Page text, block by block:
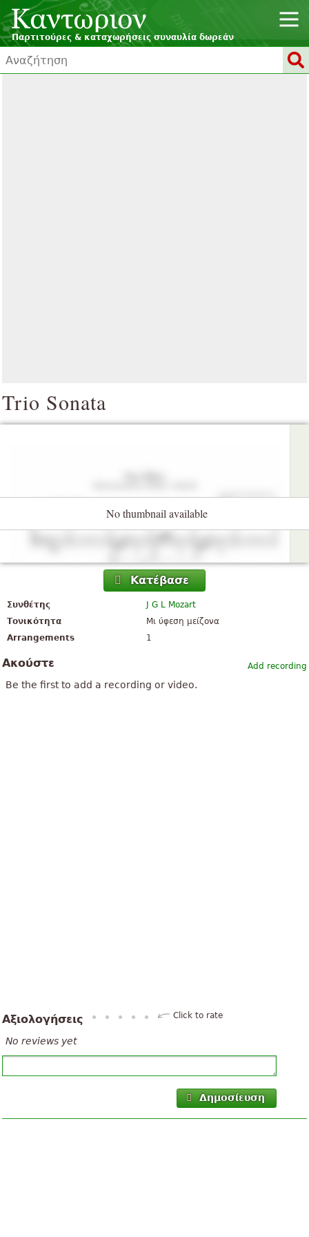
Παρτιτούρες & καταχωρήσεις συναυλία δωρεάν
Trio Sonata
No thumbnail available
Κατέβασε
Συνθέτης
J G L Mozart
Τονικότητα
Μι ύφεση μείζονα
Arrangements
1
Add recording
Ακούστε
Be the first to add a recording or video.
Αξιολογήσεις Click to rate
No reviews yet
Δημοσίευση